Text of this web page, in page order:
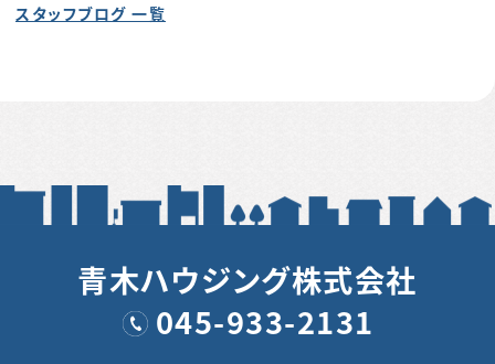
スタッフブログ 一覧
青木ハウジング株式会社
045-933-2131